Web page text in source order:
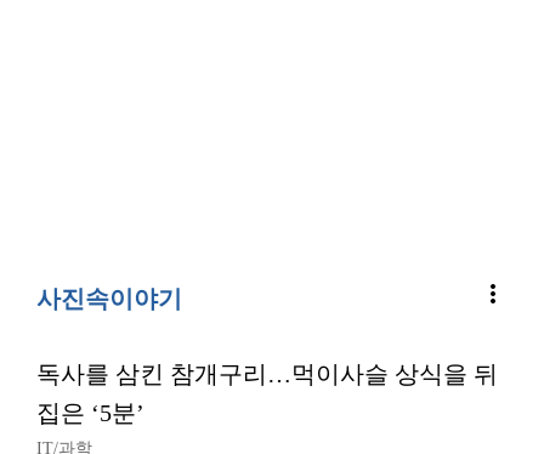
사진속이야기 more_vert
독사를 삼킨 참개구리…먹이사슬 상식을 뒤
집은 ‘5분’
IT/과학